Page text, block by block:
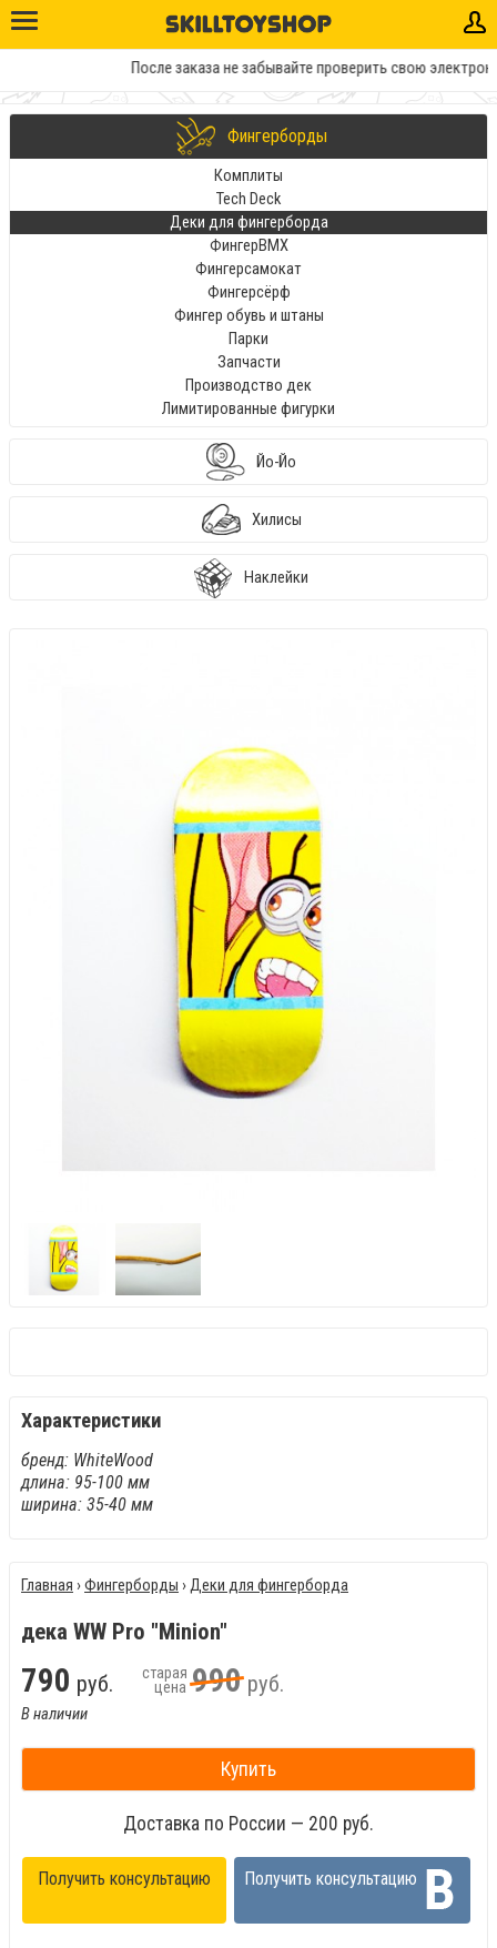
После заказа не забывайте проверить свою
Фингерборды
Комплиты
Tech Deck
Деки для фингерборда
ФингерBMX
Фингерсамокат
Фингерсёрф
Фингер обувь и штаны
Парки
Запчасти
Производство дек
Лимитированные фигурки
Йо-Йо
Хилисы
Наклейки
Характеристики
бренд: WhiteWood
длина: 95-100 мм
ширина: 35-40 мм
Главная ›Фингерборды ›Деки для фингерборда
дека WW Pro "Minion"
790 руб. старая
цена 990руб.
В наличии
Купить
Доставка по России — 200 руб.
Получить консультацию Получить консультацию